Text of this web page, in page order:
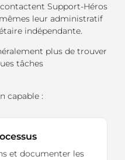
Support-Héros
leur administratif
indépendante.
plus de trouver
tâches
capable :
et documenter les